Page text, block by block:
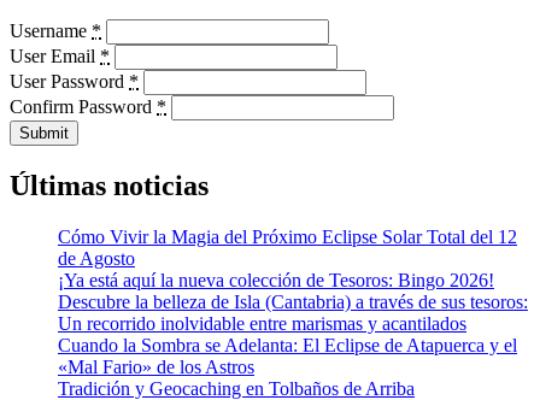
Username *
User Email *
User Password *
Confirm Password *
Submit
Últimas noticias
Cómo Vivir la Magia del Próximo Eclipse Solar Total del 12
de Agosto
¡Ya está aquí la nueva colección de Tesoros: Bingo 2026!
Descubre la belleza de Isla (Cantabria) a través de sus tesoros:
Un recorrido inolvidable entre marismas y acantilados
Cuando la Sombra se Adelanta: El Eclipse de Atapuerca y el
«Mal Fario» de los Astros
Tradición y Geocaching en Tolbaños de Arriba